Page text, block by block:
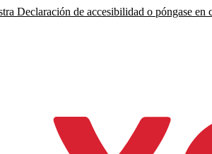
Declaración de accesibilidad o póngase